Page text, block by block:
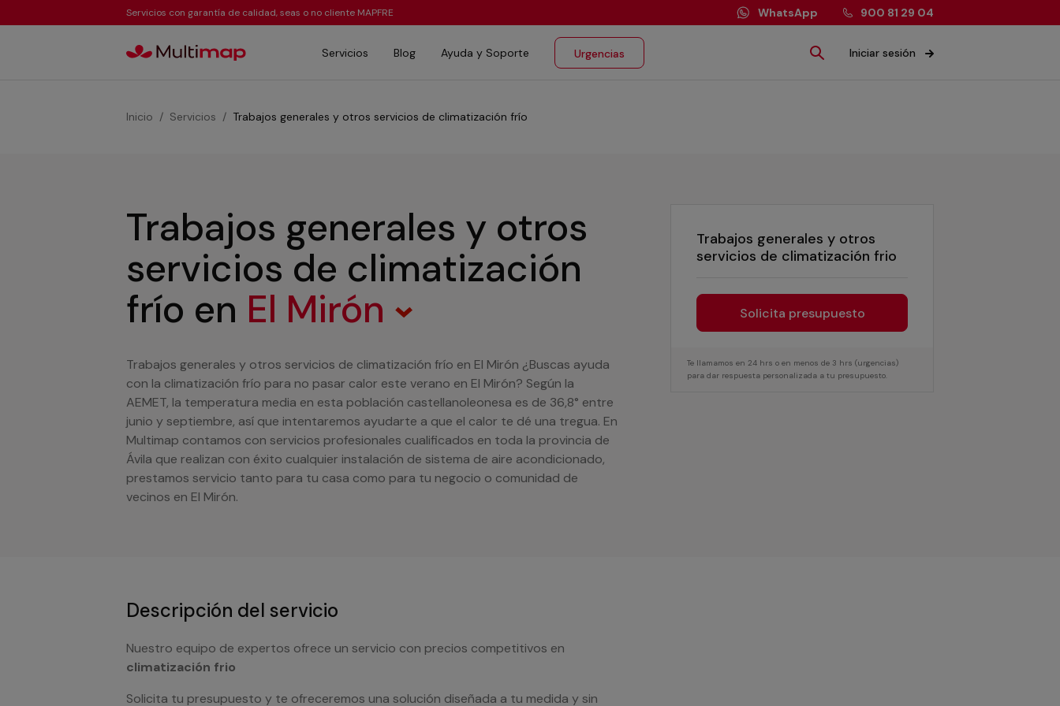
Servicios con garantía de calidad, seas o no cliente MAPFRE WhatsApp 900 81 29 04
Servicios Blog Ayuda y Soporte Urgencias Iniciar sesión
Inicio Servicios Trabajos generales y otros servicios de climatización frío
Trabajos generales y otros
servicios de climatización frio
Solicita presupuesto
Te llamamos en 24 hrs o en menos de 3 hrs (urgencias)
para dar respuesta personalizada a tu presupuesto.
Trabajos generales y otros
servicios de climatización
frío en El Mirón
Trabajos generales y otros servicios de climatización frío en El Mirón ¿Buscas ayuda
con la climatización frío para no pasar calor este verano en El Mirón? Según la
AEMET, la temperatura media en esta población castellanoleonesa es de 36,8° entre
junio y septiembre, así que intentaremos ayudarte a que el calor te dé una tregua. En
Multimap contamos con servicios profesionales cualificados en toda la provincia de
Ávila que realizan con éxito cualquier instalación de sistema de aire acondicionado,
prestamos servicio tanto para tu casa como para tu negocio o comunidad de
vecinos en El Mirón.
Descripción del servicio
Nuestro equipo de expertos ofrece un servicio con precios competitivos en
climatización frio
Solicita tu presupuesto y te ofreceremos una solución diseñada a tu medida y sin